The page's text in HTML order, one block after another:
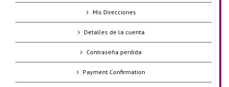
Mis Direcciones
Detalles de la cuenta
Contraseña perdida
Payment Confirmation